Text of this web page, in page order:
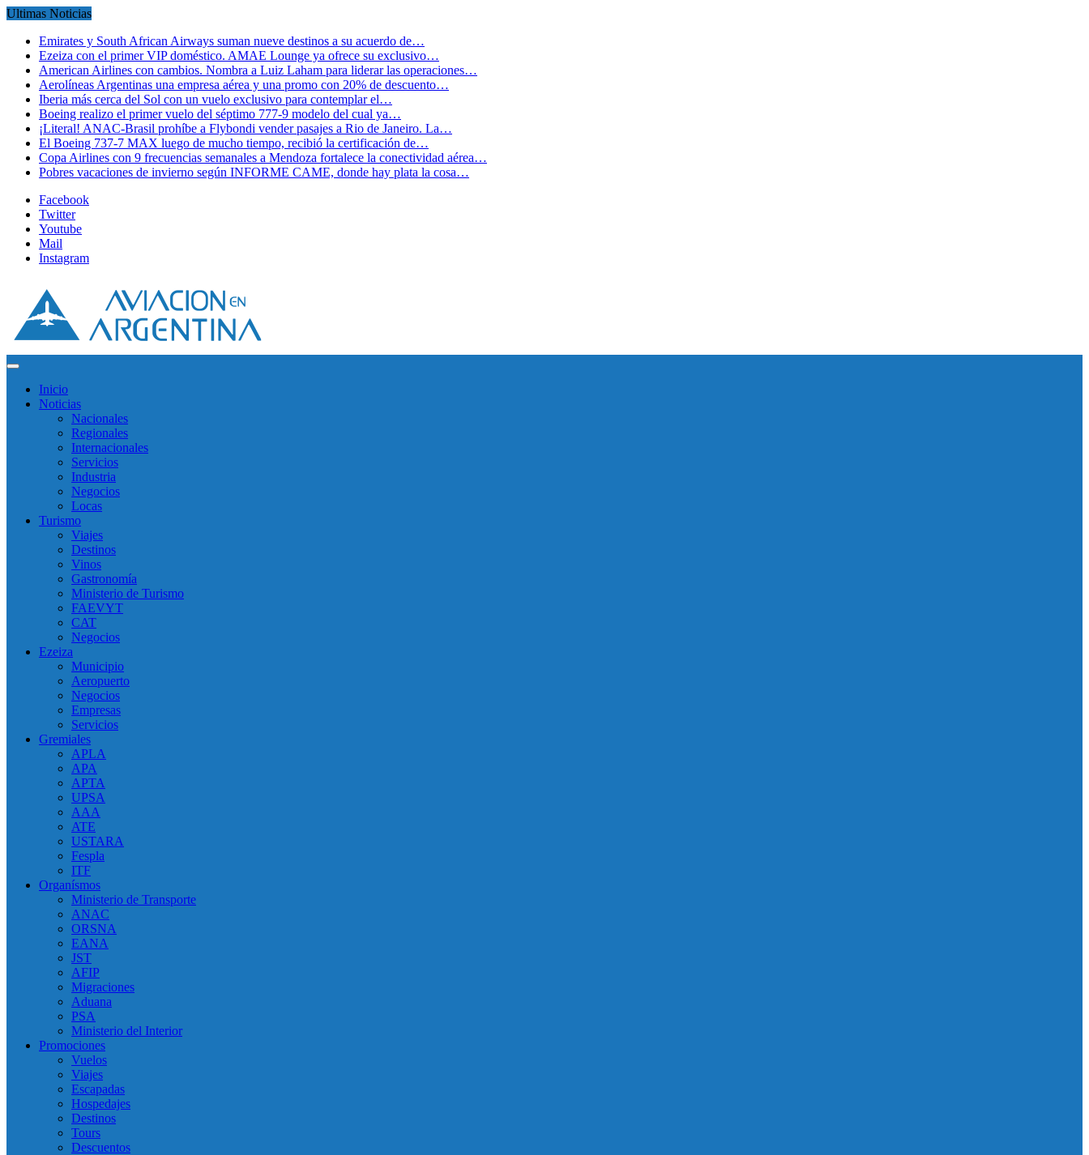
Ultimas Noticias
Emirates y South African Airways suman nueve destinos a su acuerdo de…
Ezeiza con el primer VIP doméstico. AMAE Lounge ya ofrece su exclusivo…
American Airlines con cambios. Nombra a Luiz Laham para liderar las operaciones…
Aerolíneas Argentinas una empresa aérea y una promo con 20% de descuento…
Iberia más cerca del Sol con un vuelo exclusivo para contemplar el…
Boeing realizo el primer vuelo del séptimo 777-9 modelo del cual ya…
¡Literal! ANAC-Brasil prohíbe a Flybondi vender pasajes a Rio de Janeiro. La…
El Boeing 737-7 MAX luego de mucho tiempo, recibió la certificación de…
Copa Airlines con 9 frecuencias semanales a Mendoza fortalece la conectividad aérea…
Pobres vacaciones de invierno según INFORME CAME, donde hay plata la cosa…
Facebook
Twitter
Youtube
Mail
Instagram
Inicio
Noticias
Nacionales
Regionales
Internacionales
Servicios
Industria
Negocios
Locas
Turismo
Viajes
Destinos
Vinos
Gastronomía
Ministerio de Turismo
FAEVYT
CAT
Negocios
Ezeiza
Municipio
Aeropuerto
Negocios
Empresas
Servicios
Gremiales
APLA
APA
APTA
UPSA
AAA
ATE
USTARA
Fespla
ITF
Organísmos
Ministerio de Transporte
ANAC
ORSNA
EANA
JST
AFIP
Migraciones
Aduana
PSA
Ministerio del Interior
Promociones
Vuelos
Viajes
Escapadas
Hospedajes
Destinos
Tours
Descuentos